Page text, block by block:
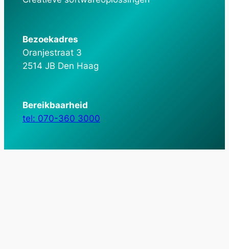
Bezoekadres
Oranjestraat 3
2514 JB Den Haag
Bereikbaarheid
tel: 070-360 3000